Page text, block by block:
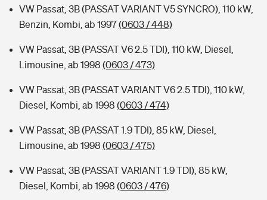
VW Passat, 3B (PASSAT VARIANT V5 SYNCRO), 110 kW,
Benzin, Kombi, ab 1997(0603 / 448)
VW Passat, 3B (PASSAT V6 2.5 TDI), 110 kW, Diesel,
Limousine, ab 1998 (0603 / 473)
VW Passat, 3B (PASSAT VARIANT V6 2.5 TDI), 110 kW,
Diesel, Kombi, ab 1998 (0603 / 474)
VW Passat, 3B (PASSAT 1.9 TDI), 85 kW, Diesel,
Limousine, ab 1998 (0603 / 475)
VW Passat, 3B (PASSAT VARIANT 1.9 TDI), 85 kW,
Diesel, Kombi, ab 1998 (0603 / 476)